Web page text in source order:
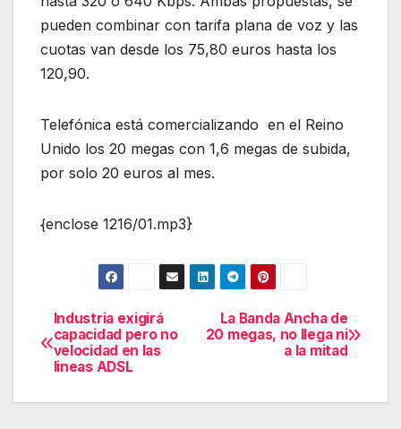
pueden combinar con tarifa plana de voz y las
cuotas van desde los 75,80 euros hasta los
120,90.
Telefónica está comercializando en el Reino
Unido los 20 megas con 1,6 megas de subida,
por solo 20 euros al mes.
{enclose 1216/01.mp3}
Navegación
de
entradas
La Banda Ancha de
20 megas, no llega ni
a la mitad
Industria exigirá
capacidad pero no
velocidad en las
lineas ADSL